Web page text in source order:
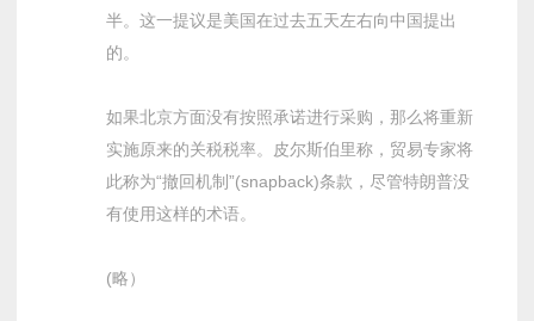
半。这一提议是美国在过去五天左右向中国提出
的。
如果北京方面没有按照承诺进行采购，那么将重新
实施原来的关税税率。皮尔斯伯里称，贸易专家将
此称为“撤回机制”(snapback)条款，尽管特朗普没
有使用这样的术语。
(略）